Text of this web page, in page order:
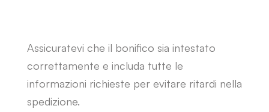
Assicuratevi che il bonifico sia intestato
correttamente e includa tutte le
informazioni richieste per evitare ritardi nella
spedizione.